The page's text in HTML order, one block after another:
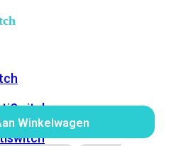
Winkelwagen